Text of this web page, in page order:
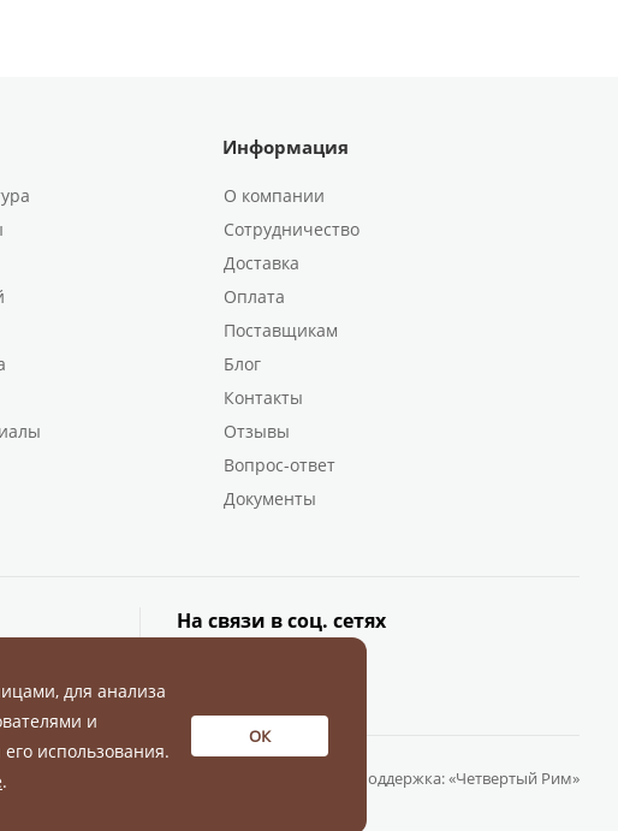
Информация
О компании
Сотрудничество
Доставка
Оплата
Поставщикам
Блог
Контакты
Отзывы
Вопрос-ответ
Документы
На связи в соц. сетях
Разработка и поддержка:«Четвертый Рим»
для анализа
и
использования.
.
ОК